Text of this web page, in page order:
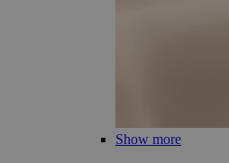
Show more